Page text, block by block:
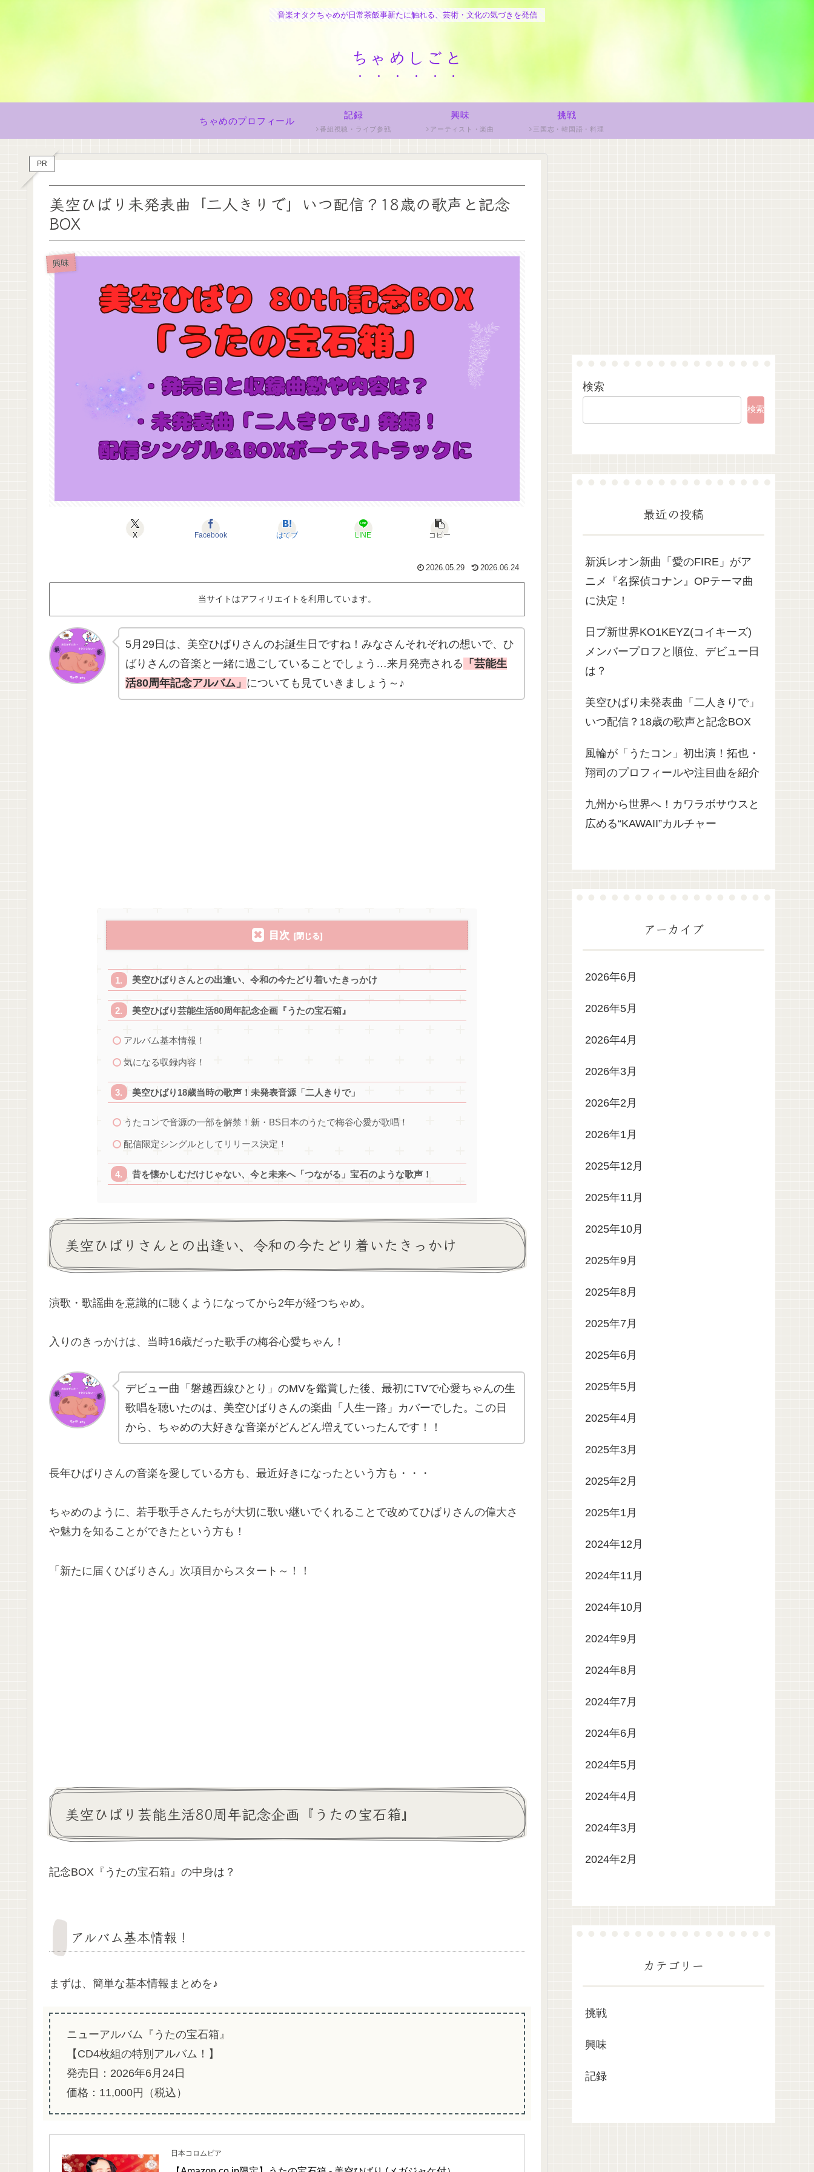
音楽オタクちゃめが日常茶飯事新たに触れる、芸術・文化の気づきを発信
ちゃめしごと
ちゃめのプロフィール
記録
番組視聴・ライブ参戦
興味
アーティスト・楽曲
挑戦
三国志・韓国語・料理
PR
美空ひばり未発表曲「二人きりで」いつ配信？18歳の歌声と記念
BOX
興味
X Facebook はてブ LINE コピー
2026.05.29 2026.06.24
当サイトはアフィリエイトを利用しています。
5月29日は、美空ひばりさんのお誕生日ですね！みなさんそれぞれの想いで、ひ
ばりさんの音楽と一緒に過ごしていることでしょう…来月発売される 「芸能生
活80周年記念アルバム」 についても見ていきましょう～♪
目次
美空ひばりさんとの出逢い、令和の今たどり着いたきっかけ
美空ひばり芸能生活80周年記念企画『うたの宝石箱』
アルバム基本情報！
気になる収録内容！
美空ひばり18歳当時の歌声！未発表音源「二人きりで」
うたコンで音源の一部を解禁！新・BS日本のうたで梅谷心愛が歌唱！
配信限定シングルとしてリリース決定！
昔を懐かしむだけじゃない、今と未来へ「つながる」宝石のような歌声！
美空ひばりさんとの出逢い、令和の今たどり着いたきっかけ
演歌・歌謡曲を意識的に聴くようになってから2年が経つちゃめ。
入りのきっかけは、当時16歳だった歌手の梅谷心愛ちゃん！
デビュー曲「磐越西線ひとり」のMVを鑑賞した後、最初にTVで心愛ちゃんの生
歌唱を聴いたのは、美空ひばりさんの楽曲「人生一路」カバーでした。この日
から、ちゃめの大好きな音楽がどんどん増えていったんです！！
長年ひばりさんの音楽を愛している方も、最近好きになったという方も・・・
ちゃめのように、若手歌手さんたちが大切に歌い継いでくれることで改めてひばりさんの偉大さ
や魅力を知ることができたという方も！
「新たに届くひばりさん」次項目からスタート～！！
美空ひばり芸能生活80周年記念企画『うたの宝石箱』
記念BOX『うたの宝石箱』の中身は？
アルバム基本情報！
まずは、簡単な基本情報まとめを♪
ニューアルバム『うたの宝石箱』
【CD4枚組の特別アルバム！】
発売日：2026年6月24日
価格：11,000円（税込）
日本コロムビア
検索
検索
最近の投稿
新浜レオン新曲「愛のFIRE」がア
ニメ『名探偵コナン』OPテーマ曲
に決定！
日プ新世界KO1KEYZ(コイキーズ)
メンバープロフと順位、デビュー日
は？
美空ひばり未発表曲「二人きりで」
いつ配信？18歳の歌声と記念BOX
風輪が「うたコン」初出演！拓也・
翔司のプロフィールや注目曲を紹介
九州から世界へ！カワラボサウスと
広める“KAWAII”カルチャー
アーカイブ
2026年6月
2026年5月
2026年4月
2026年3月
2026年2月
2026年1月
2025年12月
2025年11月
2025年10月
2025年9月
2025年8月
2025年7月
2025年6月
2025年5月
2025年4月
2025年3月
2025年2月
2025年1月
2024年12月
2024年11月
2024年10月
2024年9月
2024年8月
2024年7月
2024年6月
2024年5月
2024年4月
2024年3月
2024年2月
カテゴリー
挑戦
興味
記録